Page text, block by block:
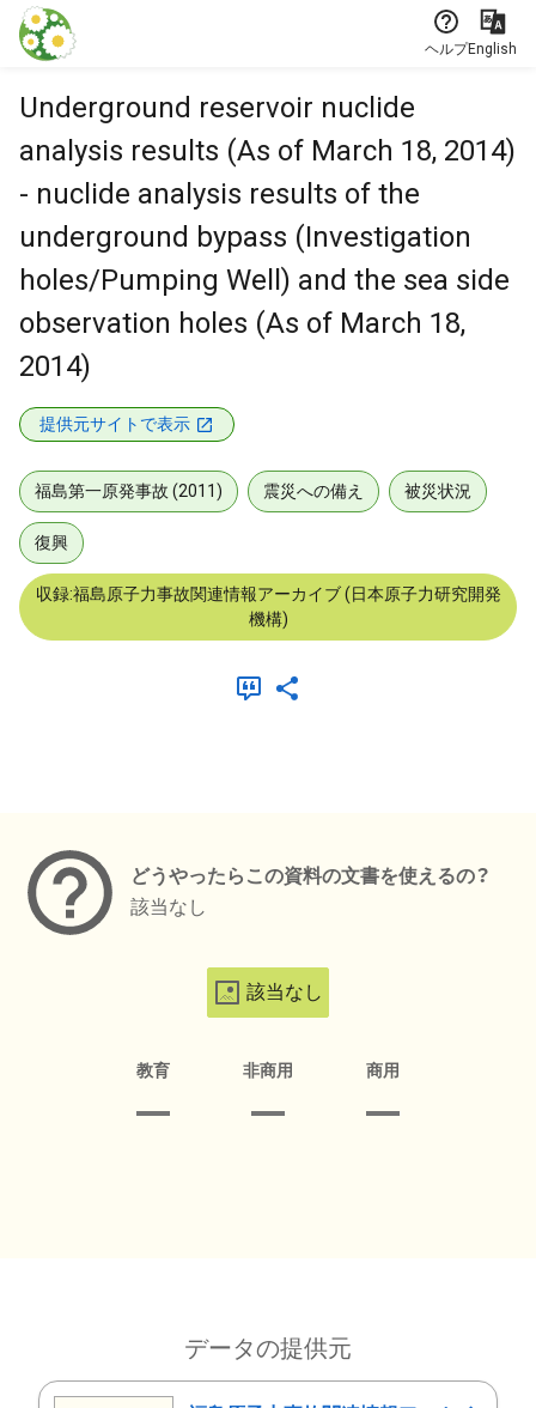
本文に飛ぶ
ヘルプEnglish
Underground reservoir nuclide
analysis results (As of March 18, 2014)
- nuclide analysis results of the
underground bypass (Investigation
holes/Pumping Well) and the sea side
observation holes (As of March 18,
2014)
提供元サイトで表示
福島第一原発事故 (2011) 震災への備え 被災状況
復興
収録:福島原子力事故関連情報アーカイブ (日本原子力研究開発
機構)
どうやったらこの資料の文書を使えるの？
該当なし
該当なし
教育 非商用 商用
データの提供元